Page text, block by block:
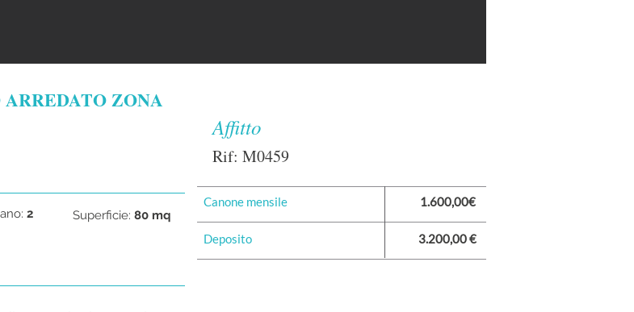
ZONA
2 Superficie: 80 mq
Affitto
Rif: M0459
Canone mensile 1.600,00€
Deposito 3.200,00 €